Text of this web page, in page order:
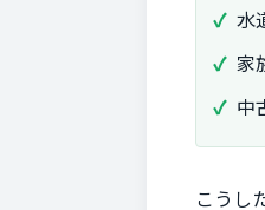
水
家
中
こうし